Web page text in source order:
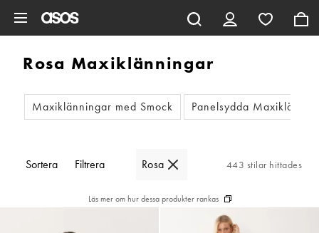
Rosa Maxiklänningar
Maxiklänningar med Smock Panelsydda
Sortera Filtrera Rosa 443 stilar hittades
Läs mer om hur dessa produkter rankas